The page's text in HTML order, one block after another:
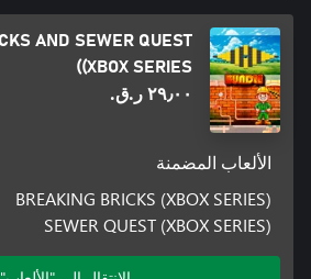
AND SEWER QUEST
(XBOX SERIES)
٢٩٫٠٠ ر.ق.‏
الألعاب المضمنة
BREAKING BRICKS (XBOX SERIES)
SEWER QUEST (XBOX SERIES)